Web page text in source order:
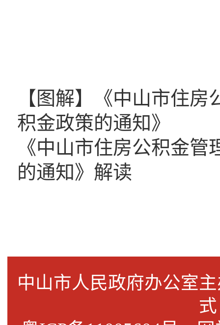
【图解】《中山市住
积金政策的通知》
《中山市住房公积金
的通知》解读
中山市人民政府办公
式